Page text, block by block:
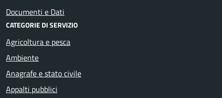
Documenti e Dati
CATEGORIE DI SERVIZIO
Agricoltura e pesca
Ambiente
Anagrafe e stato civile
Appalti pubblici